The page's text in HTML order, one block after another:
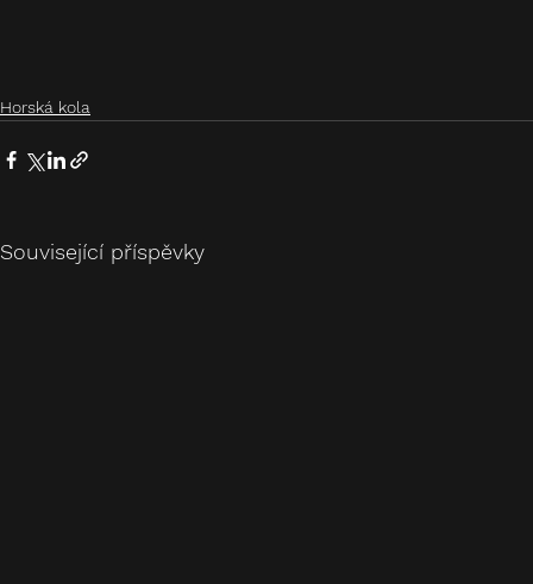
Horská kola
Související příspěvky